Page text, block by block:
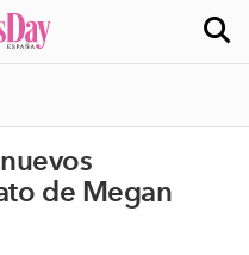
de Megan